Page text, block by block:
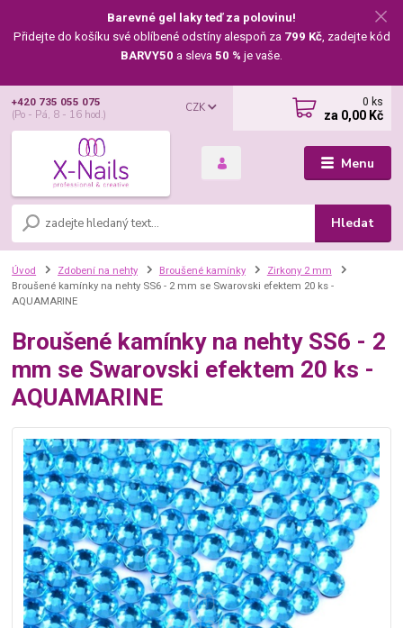
Barevné gel laky teď za polovinu!
Přidejte do košíku své oblíbené odstíny alespoň za 799 Kč, zadejte kód
BARVY50 a sleva 50 % je vaše.
Menu
CZK
Hledat
+420 735 055 075
(Po - Pá, 8 - 16 hod.)
0 ks
za 0,00 Kč
Úvod Zdobení na nehty Broušené kamínky
Zirkony 2 mm
Broušené kamínky na nehty SS6 - 2 mm se Swarovski efektem 20 ks -
AQUAMARINE
Broušené kamínky na nehty SS6 - 2
mm se Swarovski efektem 20 ks -
AQUAMARINE